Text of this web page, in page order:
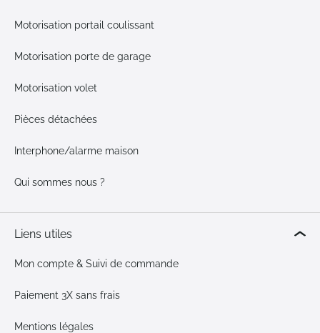
Motorisation portail coulissant
Motorisation porte de garage
Motorisation volet
Pièces détachées
Interphone/alarme maison
Qui sommes nous ?
Liens utiles
Mon compte & Suivi de commande
Paiement 3X sans frais
Mentions légales